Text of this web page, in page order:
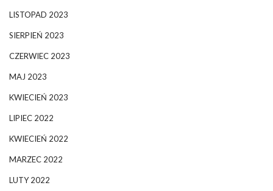
LISTOPAD 2023
SIERPIEŃ 2023
CZERWIEC 2023
MAJ 2023
KWIECIEŃ 2023
LIPIEC 2022
KWIECIEŃ 2022
MARZEC 2022
LUTY 2022